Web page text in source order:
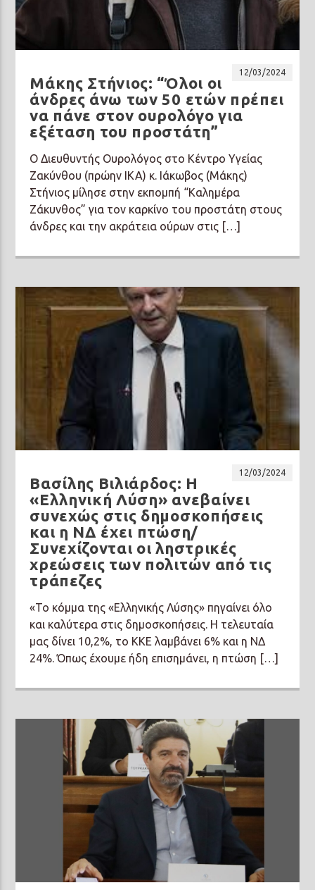
12/03/2024
Μάκης Στήνιος: “Όλοι οι
άνδρες άνω των 50 ετών πρέπει
να πάνε στον ουρολόγο για
εξέταση του προστάτη”
Ο Διευθυντής Ουρολόγος στο Κέντρο Υγείας
Ζακύνθου (πρώην ΙΚΑ) κ. Ιάκωβος (Μάκης)
Στήνιος μίλησε στην εκπομπή “Καλημέρα
Ζάκυνθος” για τον καρκίνο του προστάτη στους
άνδρες και την ακράτεια ούρων στις […]
12/03/2024
Βασίλης Βιλιάρδος: Η
«Ελληνική Λύση» ανεβαίνει
συνεχώς στις δημοσκοπήσεις
και η ΝΔ έχει πτώση/
Συνεχίζονται οι ληστρικές
χρεώσεις των πολιτών από τις
τράπεζες
«Το κόμμα της «Ελληνικής Λύσης» πηγαίνει όλο
και καλύτερα στις δημοσκοπήσεις. Η τελευταία
μας δίνει 10,2%, το ΚΚΕ λαμβάνει 6% και η ΝΔ
24%. Όπως έχουμε ήδη επισημάνει, η πτώση […]